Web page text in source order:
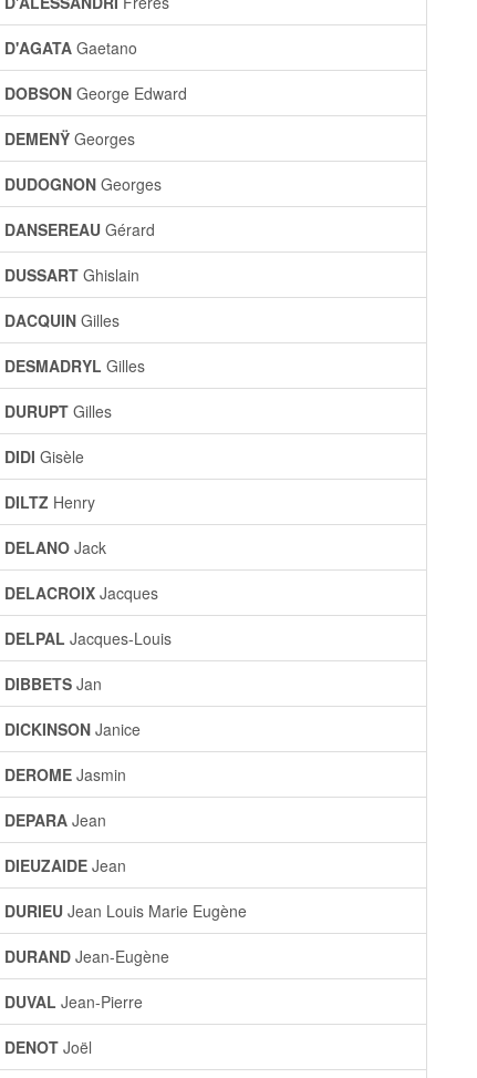
D'AGATA Gaetano
DOBSON George Edward
DEMENŸ Georges
DUDOGNON Georges
DANSEREAU Gérard
DUSSART Ghislain
DACQUIN Gilles
DESMADRYL Gilles
DURUPT Gilles
DIDI Gisèle
DILTZ Henry
DELANO Jack
DELACROIX Jacques
DELPAL Jacques-Louis
DIBBETS Jan
DICKINSON Janice
DEROME Jasmin
DEPARA Jean
DIEUZAIDE Jean
DURIEU Jean Louis Marie Eugène
DURAND Jean-Eugène
DUVAL Jean-Pierre
DENOT Joël